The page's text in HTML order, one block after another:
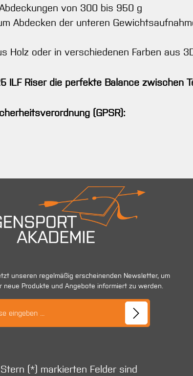
von 300 bis 950 g
Abdecken der unteren
Holz oder in verschiedenen Farben aus
ILF Riser die perfekte Balance
(GPSR):
unseren regelmäßig erscheinenden Newsletter, um
neue Produkte und Angebote informiert zu werden.
(*) markierten Felder sind